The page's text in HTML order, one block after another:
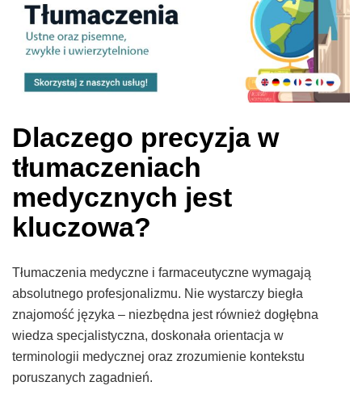
Dlaczego precyzja w
tłumaczeniach
medycznych jest
kluczowa?
Tłumaczenia medyczne i farmaceutyczne wymagają
absolutnego profesjonalizmu. Nie wystarczy biegła
znajomość języka – niezbędna jest również dogłębna
wiedza specjalistyczna, doskonała orientacja w
terminologii medycznej oraz zrozumienie kontekstu
poruszanych zagadnień.